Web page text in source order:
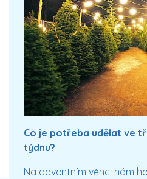
Co je potřeba udělat ve
týdnu?
Na adventním věnci nám